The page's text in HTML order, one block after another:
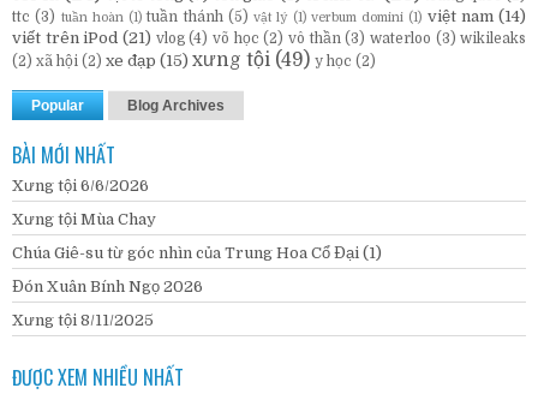
ttc (3) tuần hoàn (1) tuần thánh (5) vật lý (1) verbum domini (1) việt nam (14)
viết trên iPod (21) vlog (4) võ học (2) vô thần (3) waterloo (3) wikileaks
(2) xã hội (2) xe đạp (15) xưng tội (49) y học (2)
Popular Blog Archives
BÀI MỚI NHẤT
Xưng tội 6/6/2026
Xưng tội Mùa Chay
Chúa Giê-su từ góc nhìn của Trung Hoa Cổ Đại (1)
Đón Xuân Bính Ngọ 2026
Xưng tội 8/11/2025
ĐƯỢC XEM NHIỀU NHẤT